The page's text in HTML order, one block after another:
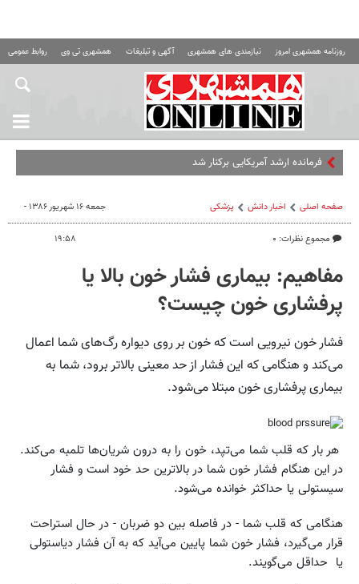
روزنامه همشهری امروز نیازمندی های همشهری آگهی و تبلیغات همشهری تی وی روابط عمومی
فرمانده ارشد آمریکایی برکنار شد
صفحه اصلی اخبار دانش پزشکی
مجموع نظرات: ۰
جمعه ۱۶ شهریور ۱۳۸۶ -
۱۹:۵۸
مفاهیم: بیماری فشار خون بالا یا
پرفشاری خون چیست؟
فشار خون نیرویی است که خون بر روی دیواره رگ‌های شما اعمال
می‌کند و هنگامی که این فشار از حد معینی بالاتر برود، شما به
بیماری پرفشاری خون مبتلا می‌شود.
هر بار که قلب شما می‌تپد، خون را به درون شریان‌ها تلمبه می‌کند.
در این هنگام فشار خون شما در بالاترین حد خود است و فشار
سیستولی یا حداکثر خوانده می‌شود.
هنگامی که قلب شما - در فاصله بین دو ضربان - در حال استراحت
قرار می‌گیرد، فشار خون شما پایین می‌آید که به آن فشار دیاستولی
یا حداقل می‌گویند.